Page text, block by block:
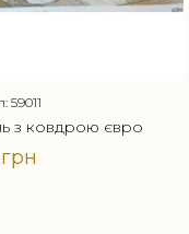
59011
з ковдрою євро